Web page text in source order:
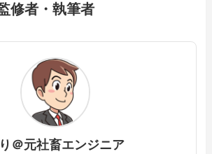
修者・執筆者
＠元社畜エンジニア